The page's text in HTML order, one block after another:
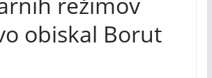
obiskal Borut